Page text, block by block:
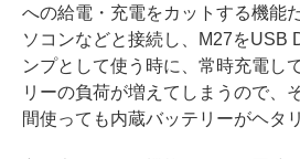
への給電・充電をカットする機能
ソコンなどと接続し、M27をUSB
ンプとして使う時に、常時充電し
リーの負荷が増えてしまうので、
間使っても内蔵バッテリーがヘタ